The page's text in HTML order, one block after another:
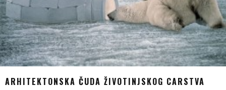
ARHITEKTONSKA ČUDA ŽIVOTINJSKOG CARSTVA